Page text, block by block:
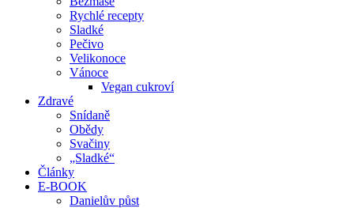
Rychlé recepty
Sladké
Pečivo
Velikonoce
Vánoce
Vegan cukroví
Zdravé
Snídaně
Obědy
Svačiny
„Sladké“
Články
E-BOOK
Danielův půst